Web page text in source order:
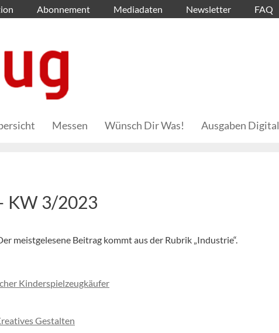
Abonnement Mediadaten Newsletter FAQ
Messen Wünsch Dir Was! Ausgaben Digital
KW 3/2023
meistgelesene Beitrag kommt aus der Rubrik „Industrie“.
Kinderspielzeugkäufer
Gestalten